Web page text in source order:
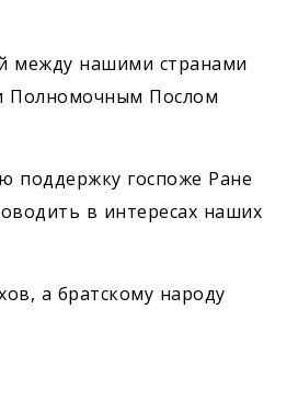
между нашими странами
Полномочным Послом
поддержку госпоже Ране
в интересах наших
а братскому народу